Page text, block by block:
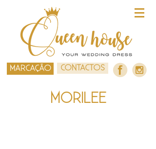
MARCAÇÃO CONTACTOS
MORILEE